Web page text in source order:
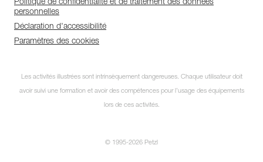
Politique de confidentialité et de traitement des données
personnelles
Déclaration d'accessibilité
Paramètres des cookies
Les activités illustrées sont intrinsèquement dangereuses. Chaque utilisateur doit
avoir suivi une formation et avoir des compétences pour l’usage des équipements
lors de ces activités.
© 1995-2026 Petzl